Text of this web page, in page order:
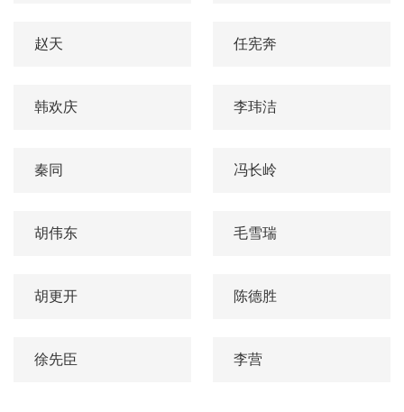
赵天 任宪奔
韩欢庆 李玮洁
秦同 冯长岭
胡伟东 毛雪瑞
胡更开 陈德胜
徐先臣 李营